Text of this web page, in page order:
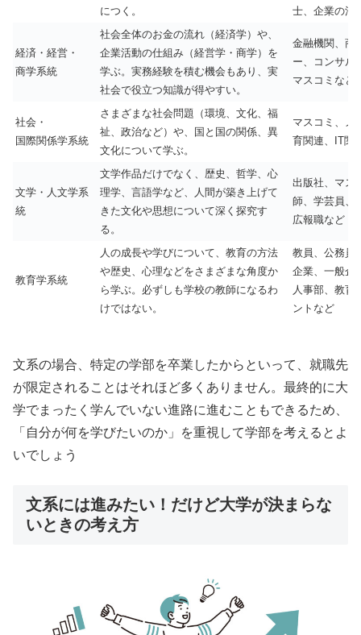
につく。
士、企業の法
経済・経営・
商学系統
社会全体のお金の流れ（経済学）や、
企業活動の仕組み（経営学・商学）を
学ぶ。実務経験を積む機会もあり、実
社会で役立つ知識が得やすい。
金融機関、商
ー、コンサル
マスコミなど
社会・
国際関係学系統
さまざまな社会問題（環境、文化、福
祉、政治など）や、国と国の関係、異
文化について学ぶ。
マスコミ、メ
育関連、IT関
文学・人文学系
統
文学作品だけでなく、歴史、哲学、心
理学、言語学など、人間が築き上げて
きた文化や思想について深く探究す
る。
出版社、マス
師、学芸員、
広報職など
教育学系統
人の成長や学びについて、教育の方法
や歴史、心理などをさまざまな角度か
ら学ぶ。必ずしも学校の教師になるわ
けではない。
教員、公務員
企業、一般企
人事部、教育
ントなど
文系の場合、特定の学部を卒業したからといって、就職先
が限定されることはそれほど多くありません。最終的に大
学でまったく学んでいない進路に進むこともできるため、
「自分が何を学びたいのか」を重視して学部を考えるとよ
いでしょう
文系には進みたい！だけど大学が決まらな
いときの考え方